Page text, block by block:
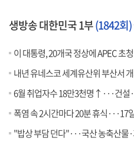
생방송 대한민국 1부(1842회)
이 대통령, 20개국 정상에 APEC 초청 서
내년 유네스코 세계유산위 부산서
6월 취업자수 18만3천명↑···건설
폭염 속 2시간마다 20분 휴식···17
"밥상 부담 던다"···국산 농축산물